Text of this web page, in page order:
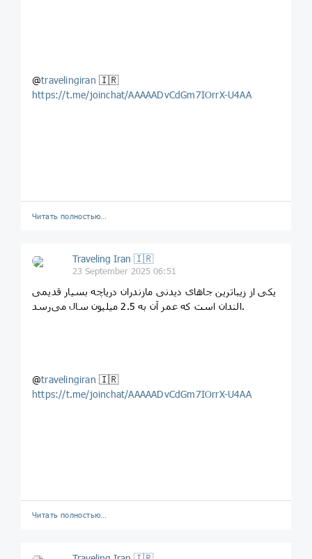
@travelingiran 🇮🇷
https://t.me/joinchat/AAAAADvCdGm7IOrrX-U4AA
Читать полностью…
Traveling Iran 🇮🇷
23 September 2025 06:51
یکی از زیباترین جاهای دیدنی مازندران دریاچه بسیار قدیمی
الندان است که عمر آن به 2.5 میلیون سال می‌رسد.
@travelingiran 🇮🇷
https://t.me/joinchat/AAAAADvCdGm7IOrrX-U4AA
Читать полностью…